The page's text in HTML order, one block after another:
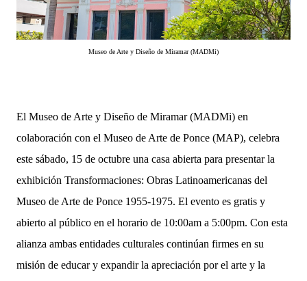
Museo de Arte y Diseño de Miramar (MADMi)
El Museo de Arte y Diseño de Miramar (MADMi) en
colaboración con el Museo de Arte de Ponce (MAP), celebra
este sábado, 15 de octubre una casa abierta para presentar la
exhibición Transformaciones: Obras Latinoamericanas del
Museo de Arte de Ponce 1955-1975. El evento es gratis y
abierto al público en el horario de 10:00am a 5:00pm. Con esta
alianza ambas entidades culturales continúan firmes en su
misión de educar y expandir la apreciación por el arte y la